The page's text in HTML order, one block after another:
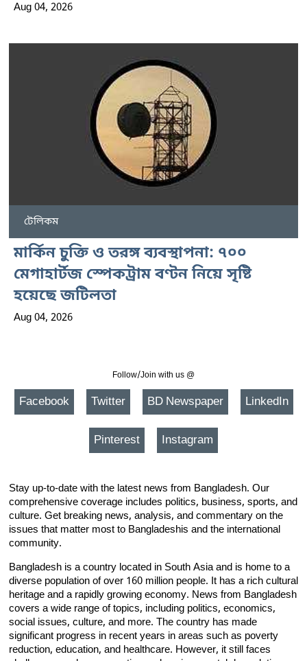
Aug 04, 2026
টেলিকম
মার্কিন চুক্তি ও তরঙ্গ ব্যবস্থাপনা: ৭০০
মেগাহার্টজ স্পেকট্রাম বণ্টন নিয়ে সৃষ্টি
হয়েছে জটিলতা
Aug 04, 2026
Follow/Join with us @
Facebook Twitter BD Newspaper LinkedIn
Pinterest Instagram
Stay up-to-date with the latest news from Bangladesh. Our
comprehensive coverage includes politics, business, sports, and
culture. Get breaking news, analysis, and commentary on the
issues that matter most to Bangladeshis and the international
community.
Bangladesh is a country located in South Asia and is home to a
diverse population of over 160 million people. It has a rich cultural
heritage and a rapidly growing economy. News from Bangladesh
covers a wide range of topics, including politics, economics,
social issues, culture, and more. The country has made
significant progress in recent years in areas such as poverty
reduction, education, and healthcare. However, it still faces